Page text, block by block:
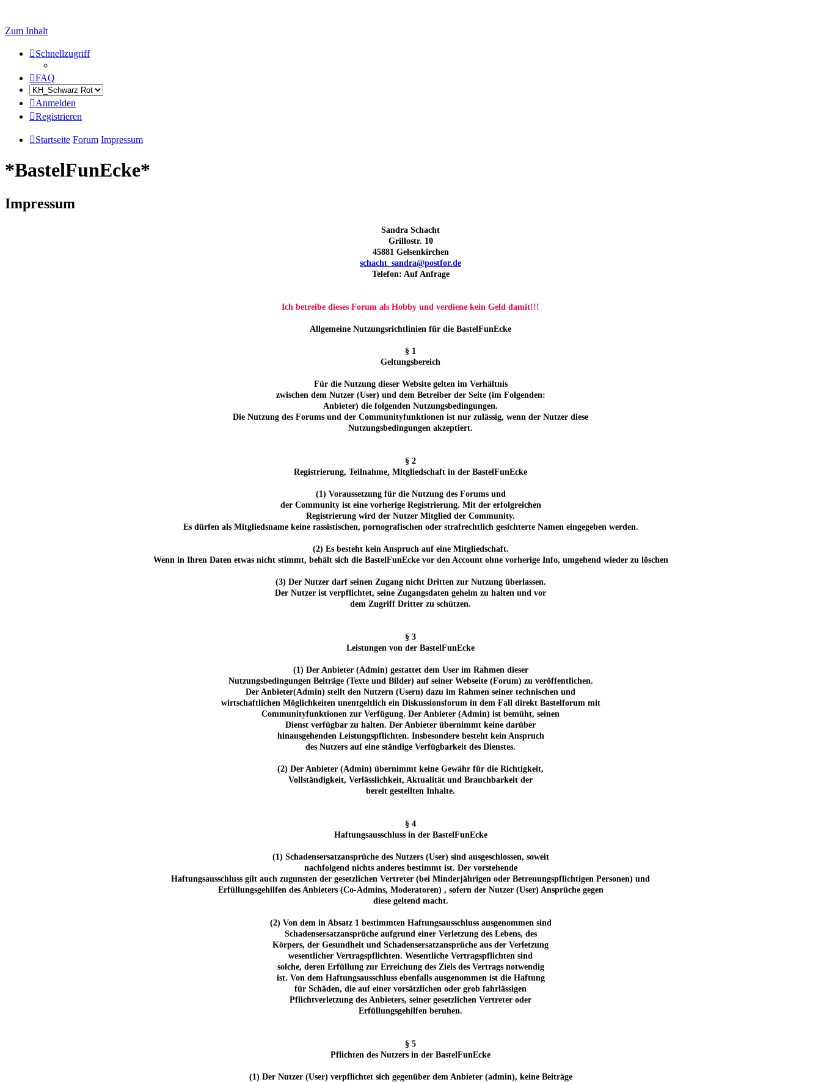
Zum Inhalt
Schnellzugriff
FAQ
Anmelden
Registrieren
Startseite Forum Impressum
*BastelFunEcke*
Impressum
Sandra Schacht
Grillostr. 10
45881 Gelsenkirchen
schacht_sandra@postfor.de
Telefon: Auf Anfrage
Ich betreibe dieses Forum als Hobby und verdiene kein Geld damit!!!
Allgemeine Nutzungsrichtlinien für die BastelFunEcke
§ 1
Geltungsbereich
Für die Nutzung dieser Website gelten im Verhältnis
zwischen dem Nutzer (User) und dem Betreiber der Seite (im Folgenden:
Anbieter) die folgenden Nutzungsbedingungen.
Die Nutzung des Forums und der Communityfunktionen ist nur zulässig, wenn der Nutzer diese
Nutzungsbedingungen akzeptiert.
§ 2
Registrierung, Teilnahme, Mitgliedschaft in der BastelFunEcke
(1) Voraussetzung für die Nutzung des Forums und
der Community ist eine vorherige Registrierung. Mit der erfolgreichen
Registrierung wird der Nutzer Mitglied der Community.
Es dürfen als Mitgliedsname keine rassistischen, pornografischen oder strafrechtlich gesichterte Namen eingegeben werden.
(2) Es besteht kein Anspruch auf eine Mitgliedschaft.
Wenn in Ihren Daten etwas nicht stimmt, behält sich die BastelFunEcke vor den Account ohne vorherige Info, umgehend wieder zu löschen
(3) Der Nutzer darf seinen Zugang nicht Dritten zur Nutzung überlassen.
Der Nutzer ist verpflichtet, seine Zugangsdaten geheim zu halten und vor
dem Zugriff Dritter zu schützen.
§ 3
Leistungen von der BastelFunEcke
(1) Der Anbieter (Admin) gestattet dem User im Rahmen dieser
Nutzungsbedingungen Beiträge (Texte und Bilder) auf seiner Webseite (Forum) zu veröffentlichen.
Der Anbieter(Admin) stellt den Nutzern (Usern) dazu im Rahmen seiner technischen und
wirtschaftlichen Möglichkeiten unentgeltlich ein Diskussionsforum in dem Fall direkt Bastelforum mit
Communityfunktionen zur Verfügung. Der Anbieter (Admin) ist bemüht, seinen
Dienst verfügbar zu halten. Der Anbieter übernimmt keine darüber
hinausgehenden Leistungspflichten. Insbesondere besteht kein Anspruch
des Nutzers auf eine ständige Verfügbarkeit des Dienstes.
(2) Der Anbieter (Admin) übernimmt keine Gewähr für die Richtigkeit,
Vollständigkeit, Verlässlichkeit, Aktualität und Brauchbarkeit der
bereit gestellten Inhalte.
§ 4
Haftungsausschluss in der BastelFunEcke
(1) Schadensersatzansprüche des Nutzers (User) sind ausgeschlossen, soweit
nachfolgend nichts anderes bestimmt ist. Der vorstehende
Haftungsausschluss gilt auch zugunsten der gesetzlichen Vertreter (bei Minderjährigen oder Betreuungspflichtigen Personen) und
Erfüllungsgehilfen des Anbieters (Co-Admins, Moderatoren) , sofern der Nutzer (User) Ansprüche gegen
diese geltend macht.
(2) Von dem in Absatz 1 bestimmten Haftungsausschluss ausgenommen sind
Schadensersatzansprüche aufgrund einer Verletzung des Lebens, des
Körpers, der Gesundheit und Schadensersatzansprüche aus der Verletzung
wesentlicher Vertragspflichten. Wesentliche Vertragspflichten sind
solche, deren Erfüllung zur Erreichung des Ziels des Vertrags notwendig
ist. Von dem Haftungsausschluss ebenfalls ausgenommen ist die Haftung
für Schäden, die auf einer vorsätzlichen oder grob fahrlässigen
Pflichtverletzung des Anbieters, seiner gesetzlichen Vertreter oder
Erfüllungsgehilfen beruhen.
§ 5
Pflichten des Nutzers in der BastelFunEcke
(1) Der Nutzer (User) verpflichtet sich gegenüber dem Anbieter (admin), keine Beiträge